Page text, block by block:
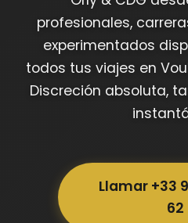
profesionales,
experimentados
todos tus viajes en
Discreción absoluta,
Llamar +33
62